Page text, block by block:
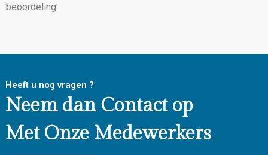
beoordeling.
Heeft u nog vragen ?
Neem dan Contact op
Met Onze Medewerkers